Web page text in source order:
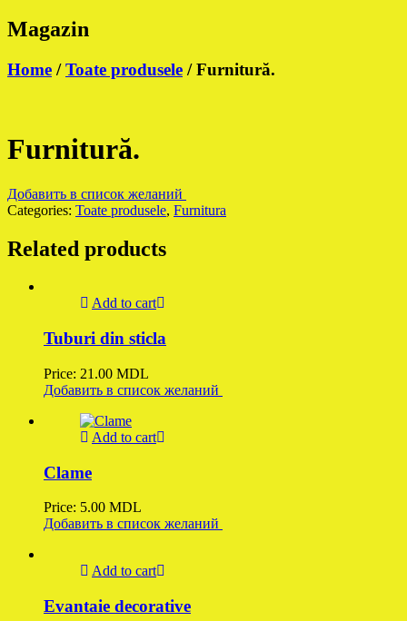
Magazin
Home /Toate produsele / Furnitură.
Furnitură.
Добавить в список желаний
Categories: Toate produsele, Furnitura
Related products
Add to cart
Tuburi din sticla
Price: 21.00 MDL
Добавить в список желаний
Add to cart
Clame
Price: 5.00 MDL
Добавить в список желаний
Add to cart
Evantaie decorative